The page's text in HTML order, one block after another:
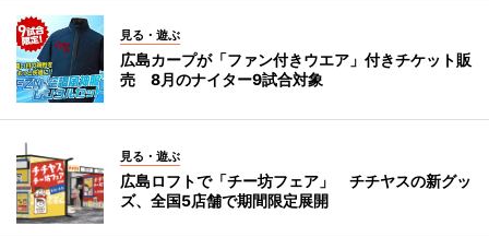
見る・遊ぶ
広島カープが「ファン付きウエア」付きチケット販
売 8月のナイター9試合対象
見る・遊ぶ
広島ロフトで「チー坊フェア」 チチヤスの新グッ
ズ、全国5店舗で期間限定展開